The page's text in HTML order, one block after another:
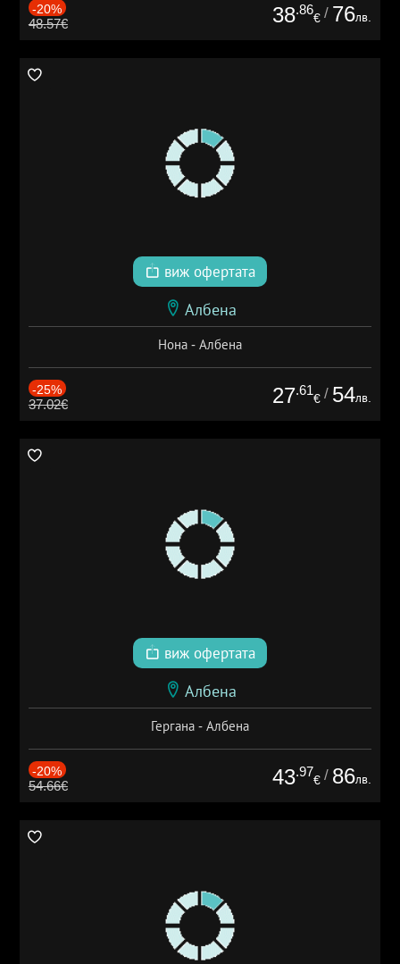
-20%
48.57€ 38.86
€ / 76лв.
виж офертата
Албена
Нона - Албена
-25%
37.02€ 27.61
€ / 54лв.
виж офертата
Албена
Гергана - Албена
-20%
54.66€ 43.97
€ / 86лв.